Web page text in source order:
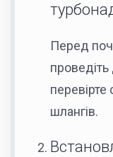
Перед
проведіть
перевірте
шлангів.